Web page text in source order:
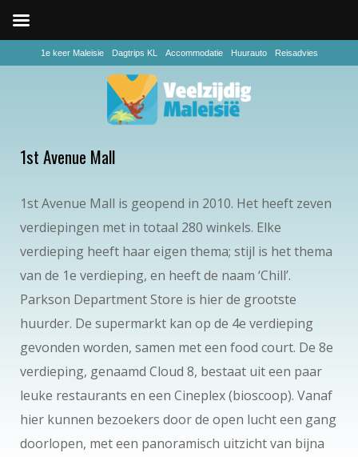
1e keer Maleisie Dagtrips KL Accommodatie Huurauto Reisadvies
1st Avenue Mall
1st Avenue Mall is geopend in 2010. Het heeft zeven
verdiepingen met in totaal 280 winkels. Elke
verdieping heeft haar eigen thema; stijl is het thema
van de 1e verdieping, en heeft de naam ‘Chill’.
Parkson Department Store is hier de grootste
huurder. De supermarkt kan op de 4e verdieping
gevonden worden, samen met een food court. De 8e
verdieping, genaamd Cloud 8, bestaat uit een paar
leuke restaurants en een Cineplex (bioscoop). Vanaf
hier kunnen bezoekers door de open lucht een gang
doorlopen, met een panoramisch uitzicht van bijna